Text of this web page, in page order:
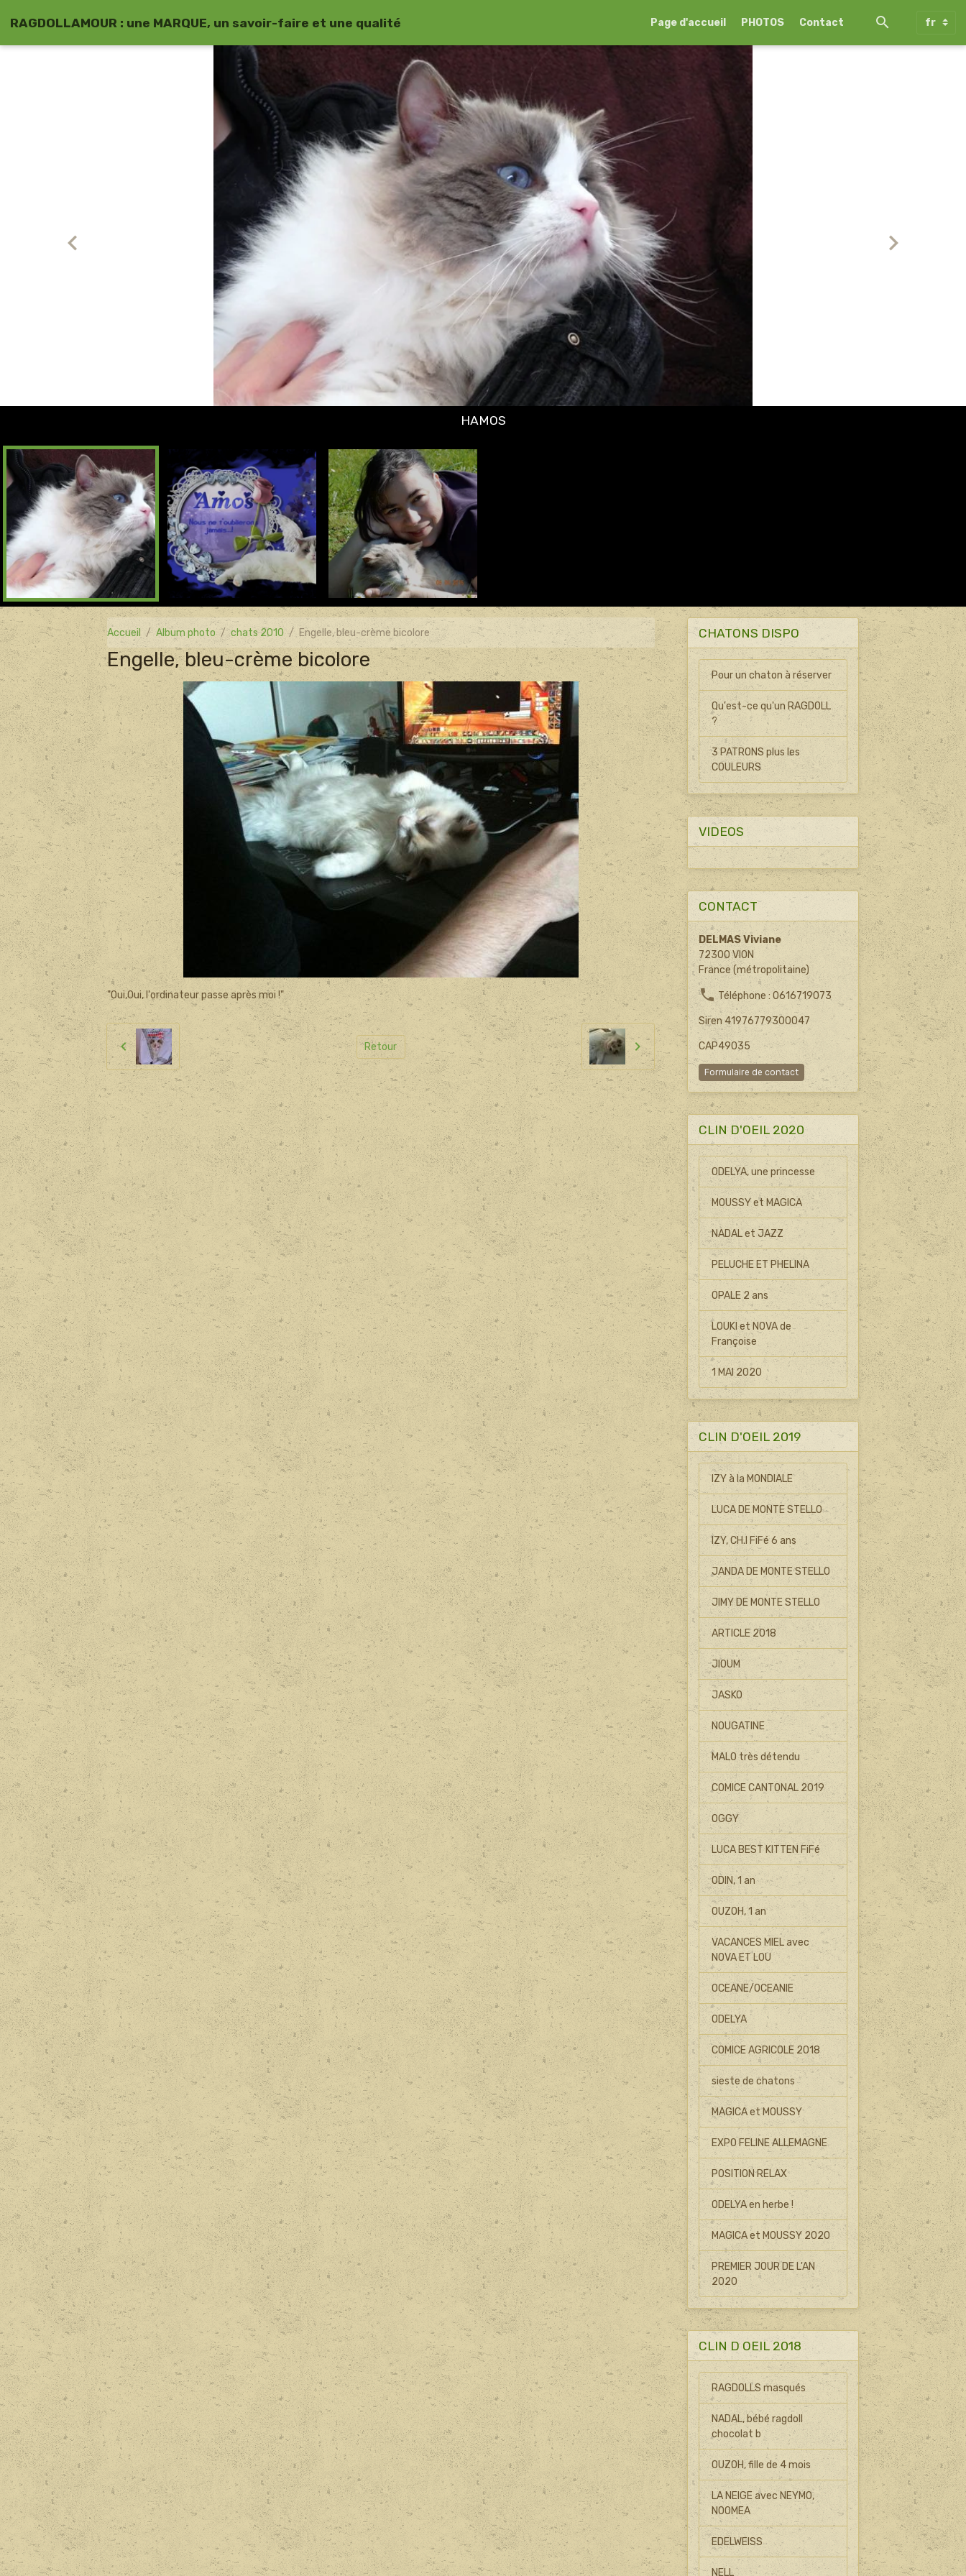
RAGDOLLAMOUR : une MARQUE, un savoir-faire et une qualité Page d'accueil PHOTOS Contact
Accueil Album photo chats 2010 Engelle, bleu-crème bicolore
Engelle, bleu-crème bicolore
"Oui,Oui, l'ordinateur passe après moi !"
Retour
CHATONS DISPO
Pour un chaton à réserver
Qu'est-ce qu'un RAGDOLL
?
3 PATRONS plus les
COULEURS
VIDEOS
CONTACT
DELMAS Viviane
72300 VION
France (métropolitaine)
Téléphone : 0616719073
Siren 41976779300047
CAP49035
Formulaire de contact
CLIN D'OEIL 2020
ODELYA, une princesse
MOUSSY et MAGICA
NADAL et JAZZ
PELUCHE ET PHELINA
OPALE 2 ans
LOUKI et NOVA de
Françoise
1 MAI 2020
CLIN D'OEIL 2019
IZY à la MONDIALE
LUCA DE MONTE STELLO
IZY, CH.I FiFé 6 ans
JANDA DE MONTE STELLO
JIMY DE MONTE STELLO
ARTICLE 2018
JIOUM
JASKO
NOUGATINE
MALO très détendu
COMICE CANTONAL 2019
OGGY
LUCA BEST KITTEN FiFé
ODIN, 1 an
OUZOH, 1 an
VACANCES MIEL avec
NOVA ET LOU
OCEANE/OCEANIE
ODELYA
COMICE AGRICOLE 2018
sieste de chatons
MAGICA et MOUSSY
EXPO FELINE ALLEMAGNE
POSITION RELAX
ODELYA en herbe !
MAGICA et MOUSSY 2020
PREMIER JOUR DE L'AN
2020
CLIN D OEIL 2018
RAGDOLLS masqués
NADAL, bébé ragdoll
chocolat b
OUZOH, fille de 4 mois
LA NEIGE avec NEYMO,
NOOMEA
EDELWEISS
NELL